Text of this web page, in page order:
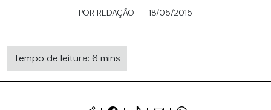
POR REDAÇÃO 18/05/2015
Tempo de leitura: 6 mins